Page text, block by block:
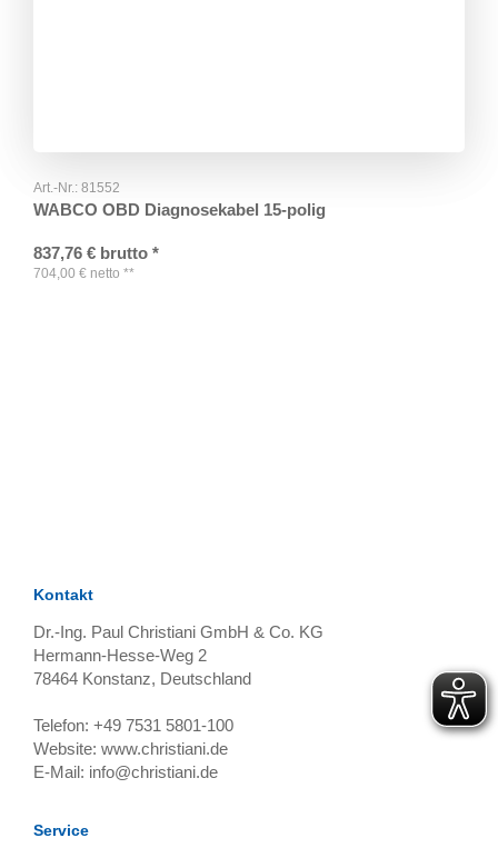
Art.-Nr.: 81552
WABCO OBD Diagnosekabel 15-polig
837,76 € brutto *
704,00 € netto **
Kontakt
Dr.-Ing. Paul Christiani GmbH & Co. KG
Hermann-Hesse-Weg 2
78464 Konstanz, Deutschland
Telefon: +49 7531 5801-100
Website: www.christiani.de
E-Mail: info@christiani.de
Service